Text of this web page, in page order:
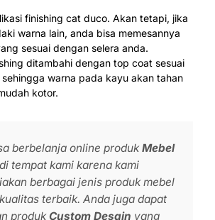
finishing cat duco. Akan tetapi, jika
warna lain, anda bisa memesannya
sesuai dengan selera anda.
ditambahi dengan top coat sesuai
warna pada kayu akan tahan
kotor.
berbelanja online produkMebel
di tempat kami karena kami
berbagai jenis produk mebel
terbaik. Anda juga dapat
produk Custom Desain yang